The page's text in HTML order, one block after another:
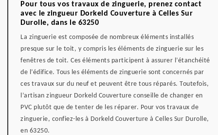
Pour tous vos travaux de zinguerie, prenez contact
avec le zingueur Dorkeld Couverture à Celles Sur
Durolle, dans le 63250
La zinguerie est composée de nombreux éléments installés
presque sur le toit, y compris les éléments de zinguerie sur les
fenêtres de toit. Ces éléments participent à assurer l’étanchéité
de l’édifice. Tous les éléments de zinguerie sont concernés par
ces travaux sur du neuf et peuvent être tous réparés. Toutefois,
l’artisan zingueur Dorkeld Couverture conseille de changer en
PVC plutôt que de tenter de les réparer. Pour vos travaux de
zinguerie, confiez-les à Dorkeld Couverture à Celles Sur Durolle,
en 63250.